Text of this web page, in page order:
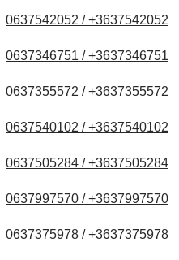
0637542052 / +3637542052
0637346751 / +3637346751
0637355572 / +3637355572
0637540102 / +3637540102
0637505284 / +3637505284
0637997570 / +3637997570
0637375978 / +3637375978